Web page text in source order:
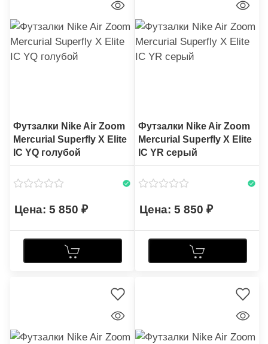
Футзалки Nike Air Zoom
Mercurial Superfly X Elite
IC YQ голубой
5 850
Футзалки Nike Air Zoom
Mercurial Superfly X Elite
IC YR серый
5 850